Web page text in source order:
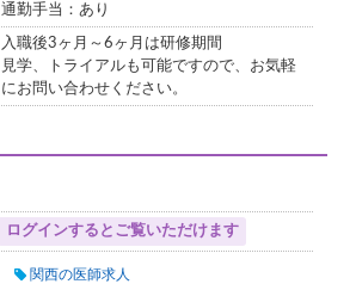
通勤手当：あり
入職後3ヶ月～6ヶ月は研修期間
見学、トライアルも可能ですので、お気軽
にお問い合わせください。
ログインするとご覧いただけます
関西の医師求人